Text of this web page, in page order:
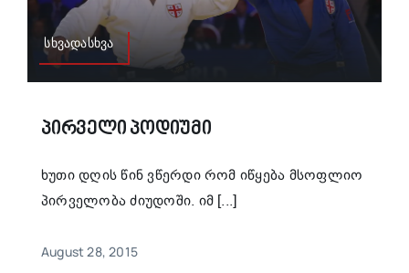
სხვადასხვა
Პირველი Პოდიუმი
ხუთი დღის წინ ვწერდი რომ იწყება მსოფლიო
პირველობა ძიუდოში. იმ [...]
August 28, 2015